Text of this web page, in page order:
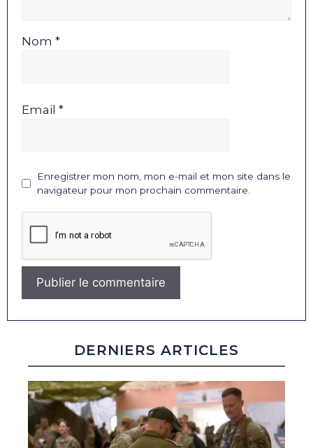
Nom *
Email *
Enregistrer mon nom, mon e-mail et mon site dans le
navigateur pour mon prochain commentaire.
DERNIERS ARTICLES